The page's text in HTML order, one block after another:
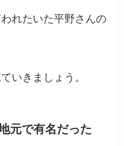
れたいた平野さんの
いきましょう。
元で有名だった